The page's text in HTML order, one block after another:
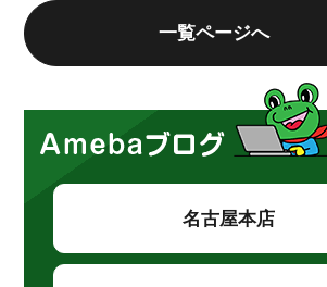
一覧ページへ
名古屋本店